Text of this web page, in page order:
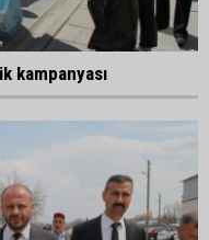
kampanyası